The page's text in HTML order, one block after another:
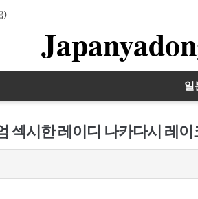
)
일
섹시한 레이디 나카다시 레